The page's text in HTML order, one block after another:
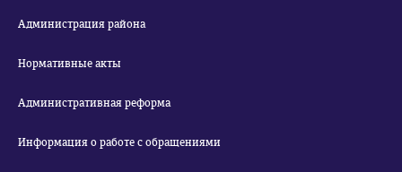
Администрация района
Нормативные акты
Административная реформа
Информация о работе с обращениями